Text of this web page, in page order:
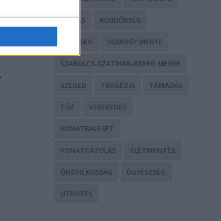
RABLÁS RENDŐRSÉG
SEGÍTSÉG SOMOGY MEGYE
SZABOLCS-SZATMÁR-BEREG MEGYE
SZEGED TRAGÉDIA TÁMADÁS
TŰZ VEREKEDÉS
VONATBALESET
VONATGÁZOLÁS ÉLETMENTÉS
ÖNGYILKOSSÁG ÜGYÉSZSÉG
ÜTKÖZÉS